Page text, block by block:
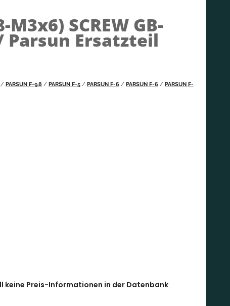
M3x6) SCREW GB-
Parsun Ersatzteil
/ PARSUN F-9.8 / PARSUN F-5 / PARSUN F-6 / PARSUN F-6 / PARSUN F-
keine Preis-Informationen in der Datenbank